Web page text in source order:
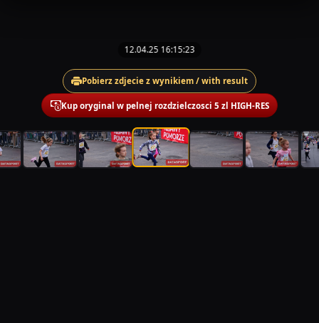
12.04.25 16:15:23
Pobierz zdjecie z wynikiem / with result
Kup oryginal w pelnej rozdzielczosci 5 zl HIGH-RES